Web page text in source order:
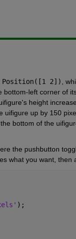
Position([1 2]) ,
left corner of
height
up by 150
bottom of the
the pushbutton
what you want, then
);